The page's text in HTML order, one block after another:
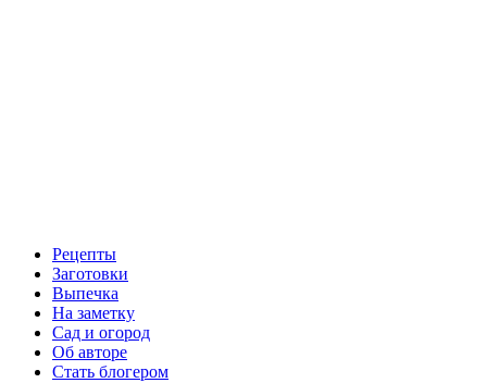
Рецепты
Заготовки
Выпечка
На заметку
Сад и огород
Об авторе
Стать блогером